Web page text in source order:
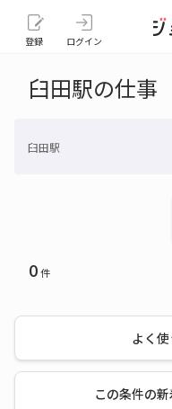
登録 ログイン
臼田駅の仕事
臼田駅
0件
よく
この条件の